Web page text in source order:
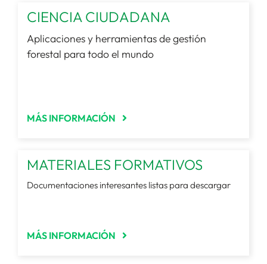
CIENCIA CIUDADANA
Aplicaciones y herramientas de gestión
forestal para todo el mundo
MÁS INFORMACIÓN
MATERIALES FORMATIVOS
Documentaciones interesantes listas para descargar
MÁS INFORMACIÓN